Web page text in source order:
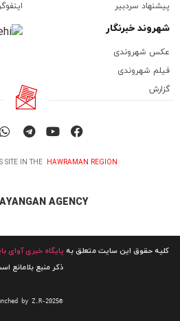
پیشنهاد سردبیر
شهروند خبرنگار
عکس شهروندی
فیلم شهروندی
گزارش
SITE IN THE HAWRAMAN REGION
AGENCY
کلیه حقوق این سایت متعلق به پایگاه خبری آوای
ذکر منبع بلامانع
by Z.R-2025©